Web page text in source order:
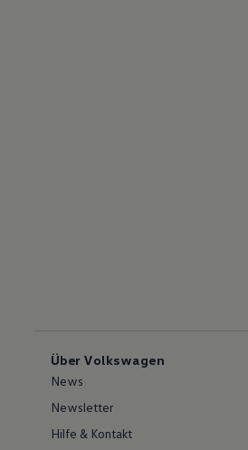
Über Volkswagen
News
Newsletter
Hilfe & Kontakt